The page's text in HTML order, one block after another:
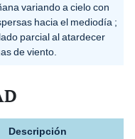
variando a cielo con
hacia el mediodía ;
parcial al atardecer
de viento.
Descripción